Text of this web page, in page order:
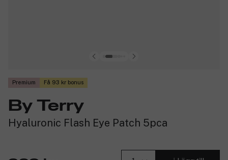
Premium Få 93 kr bonus
By Terry
Hyaluronic Flash Eye Patch 5pca